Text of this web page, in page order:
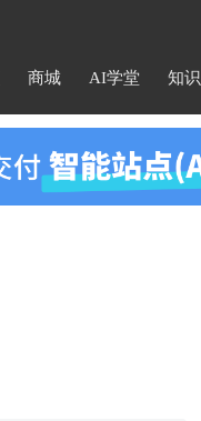
商城 AI学堂 知识